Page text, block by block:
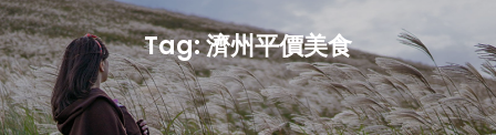
Tag:濟州平價美食